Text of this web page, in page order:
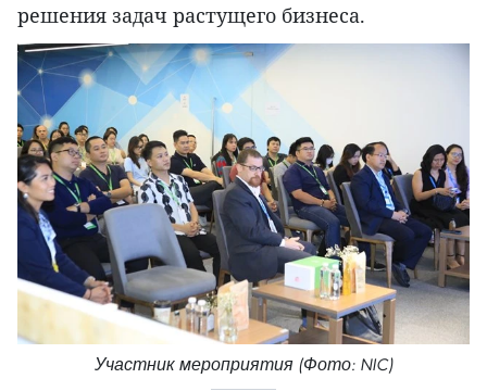
решения задач растущего бизнеса.
Участник мероприятия (Фото: NIC)